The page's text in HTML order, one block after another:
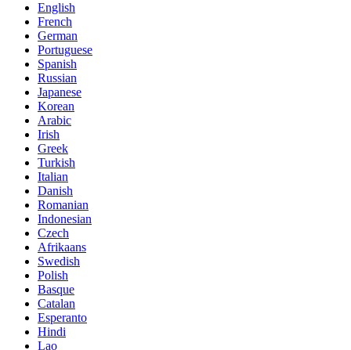
English
French
German
Portuguese
Spanish
Russian
Japanese
Korean
Arabic
Irish
Greek
Turkish
Italian
Danish
Romanian
Indonesian
Czech
Afrikaans
Swedish
Polish
Basque
Catalan
Esperanto
Hindi
Lao